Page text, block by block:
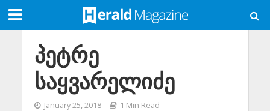
პეტრე
საყვარელიძე
January 25, 2018 1 Min Read